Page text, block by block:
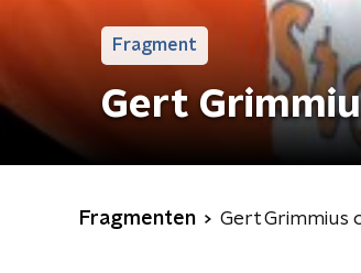
Fragment
Gert
Fragmenten Gert Grimmius